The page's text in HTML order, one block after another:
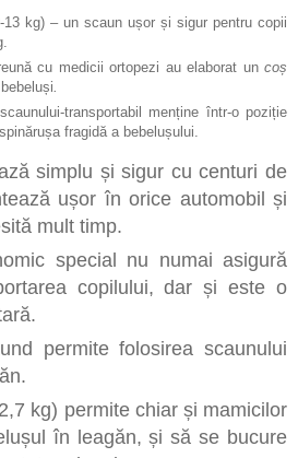
COVORAȘE, TRENAJORI
RABATABILI,
PENTRU COPII, RUCSAC
kg) – un scaun ușor și sigur pentru copii
cu medicii ortopezi au elaborat un coș
.
transportabil menține într-o poziție
fragidă a bebelușului.
simplu și sigur cu centuri de
ușor în orice automobil și
mult timp.
special nu numai asigură
copilului, dar și este o
permite folosirea scaunului
kg) permite chiar și mamicilor
în leagăn, și să se bucure